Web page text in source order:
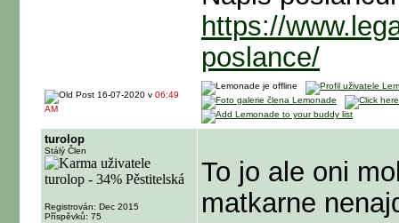
https://
poslance/
16-07-2020 v 06:49
AM
turolop
Stálý Člen
Registrován: Dec 2015
Příspěvků: 75
To jo ale oni
matkarne